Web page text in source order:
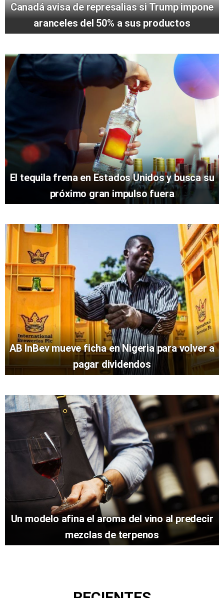
Canadá avisa de represalias si Trump impone
aranceles del 50% a sus productos
El tequila frena en Estados Unidos y busca su
próximo gran impulso fuera
AB InBev mueve ficha en Nigeria para volver a
pagar dividendos
Un modelo afina el aroma del vino al predecir
mezclas de terpenos